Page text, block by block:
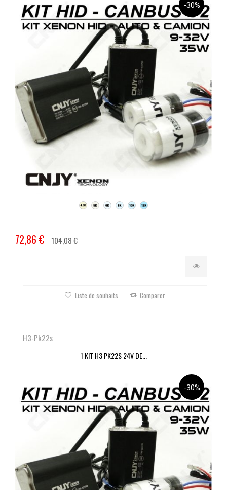
-30%
72,86 € 104,08 €
Liste de souhaits Comparer
H3-Pk22s
1 KIT H3 PK22S 24V DE...
-30%